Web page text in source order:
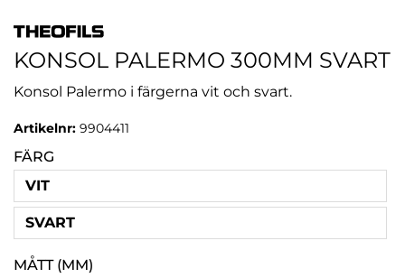
KONSOL PALERMO 300MM SVART
Konsol Palermo i färgerna vit och svart.
Artikelnr: 9904411
FÄRG
VIT
SVART
MÅTT (MM)